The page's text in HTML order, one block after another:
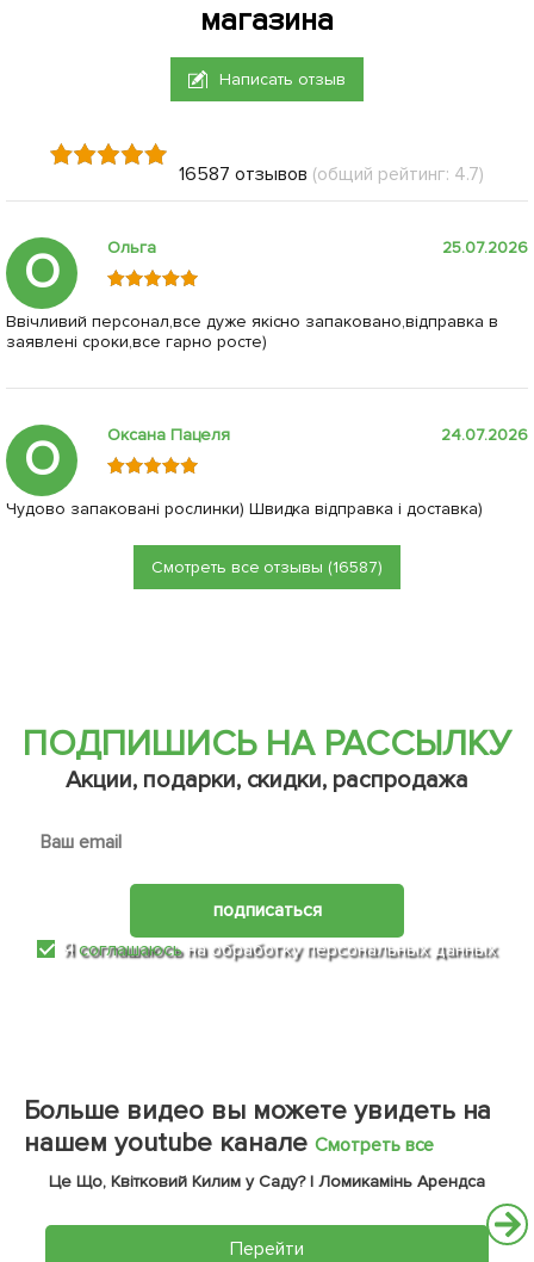
магазина
Написать отзыв
16587 отзывов (общий рейтинг: 4.7)
О Ольга 25.07.2026
Ввічливий персонал,все дуже якісно запаковано,відправка в
заявлені сроки,все гарно росте)
О Оксана Пацеля 24.07.2026
Чудово запаковані рослинки) Швидка відправка і доставка)
Смотреть все отзывы (16587)
ПОДПИШИСЬ НА РАССЫЛКУ
Акции, подарки, скидки, распродажа
подписаться
Ясоглашаюсьна обработку персональных данных
Больше видео вы можете увидеть на
нашем youtube канале Смотреть все
Це Що, Квітковий Килим у Саду? | Ломикамінь Арендса
Перейти